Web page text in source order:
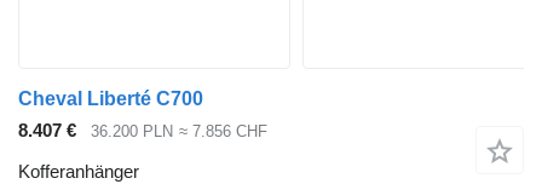
Cheval Liberté C700
8.407 €
36.200 PLN ≈ 7.856 CHF
Kofferanhänger